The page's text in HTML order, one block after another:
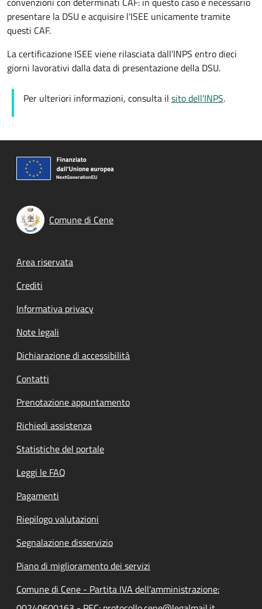
presentare la DSU e acquisire l'ISEE unicamente tramite
questi CAF.
La certificazione ISEE viene rilasciata dall’INPS entro dieci
giorni lavorativi dalla data di presentazione della DSU.
Per ulteriori informazioni, consulta il sito dell'INPS.
Comune di Cene
Footer menu
Area riservata
Crediti
Informativa privacy
Note legali
Dichiarazione di accessibilità
Contatti
Prenotazione appuntamento
Richiedi assistenza
Statistiche del portale
Leggi le FAQ
Pagamenti
Riepilogo valutazioni
Segnalazione disservizio
Piano di miglioramento dei servizi
Comune di Cene - Partita IVA dell'amministrazione: